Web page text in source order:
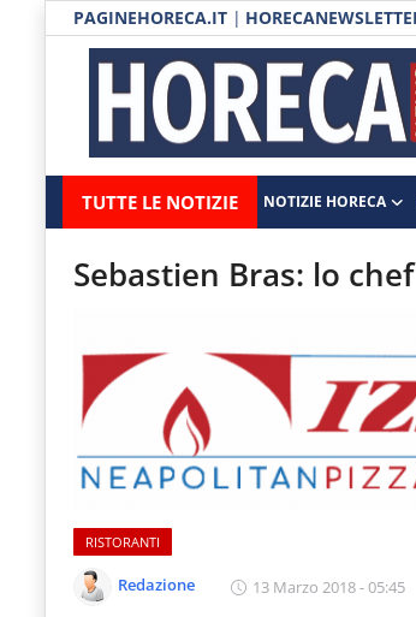
PAGINEHORECA.IT |
Horecanews.it
-
Notizie
Horeca
Il
del
canale
Horeca
e
del
Food
Service
TUTTE LE NOTIZIE NOTIZIE HORECA
Notizie HORECA
Ristorazione
Ospitalità
Prodotti | Dispensa Horeca
Eventi
RUBRICHE
IL NOSTRO NETWORK
CONTATTI
Sebastien Bras: lo
RISTORANTI
Redazione 13 Marzo 2018 - 05:45